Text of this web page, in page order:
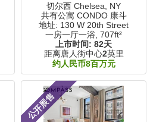
切尔西 Chelsea, NY
共有公寓 CONDO 康斗
地址: 130 W 20th Street
一房一厅一浴, 707ft²
上市时间: 82天
距离唐人街中心2英里
约人民币8百万元
公开展售